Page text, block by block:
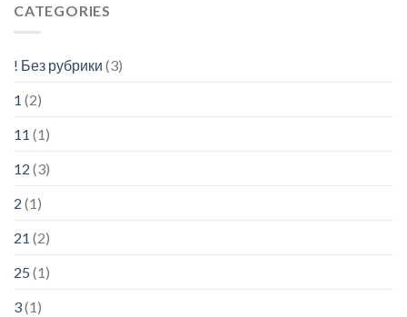
CATEGORIES
! Без рубрики (3)
1 (2)
11 (1)
12 (3)
2 (1)
21 (2)
25 (1)
3(1)